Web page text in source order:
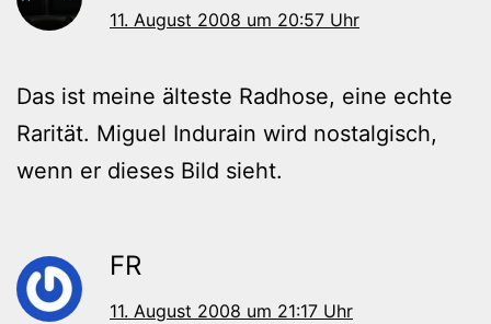
11. August 2008 um 20:57 Uhr
Das ist meine älteste Radhose, eine echte
Rarität. Miguel Indurain wird nostalgisch,
wenn er dieses Bild sieht.
FR
11. August 2008 um 21:17 Uhr